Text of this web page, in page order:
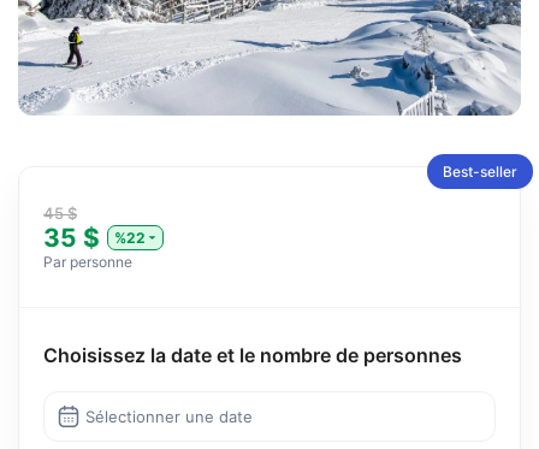
Best-seller
45 $
35 $
%22
Par personne
Choisissez la date et le nombre de personnes
Sélectionner une date